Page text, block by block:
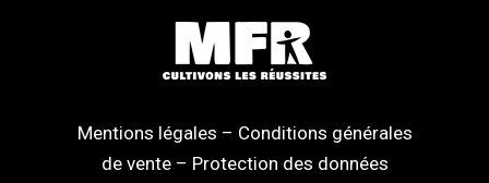
Mentions légales – Conditions générales
de vente– Protection des données